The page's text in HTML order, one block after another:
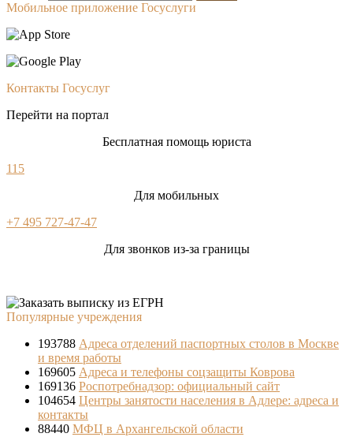
Мобильное приложение Госуслуги
Контакты Госуслуг
Перейти на портал
Бесплатная помощь юриста
115
Для мобильных
+7 495 727-47-47
Для звонков из-за границы
Популярные учреждения
193788 Адреса отделений паспортных столов в Москве
и время работы
169605 Адреса и телефоны соцзащиты Коврова
169136 Роспотребнадзор: официальный сайт
104654 Центры занятости населения в Адлере: адреса и
контакты
88440 МФЦ в Архангельской области